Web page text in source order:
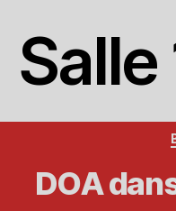
Salle
DOA